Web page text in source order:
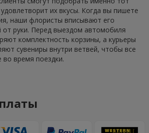
их вкусы. Когда вы пишете
наши флористы вписывают его
от руки. Перед выездом автомобиля
комплектность корзины, а курьеры
сувениры внутри ветвей, чтобы все
время поездки.